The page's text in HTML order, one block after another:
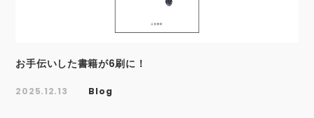
お手伝いした書籍が6刷に！
2025.12.13 Blog